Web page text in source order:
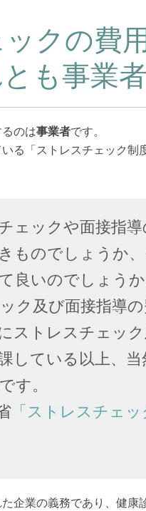
クの費
も事業
のは事業者です。
る「ストレスチェック制
ェックや面接指
ものでしょうか
良いのでしょうか
ク及び面接指導
ストレスチェッ
している以上、
す。
「ストレスチェ
企業の義務であり、健康